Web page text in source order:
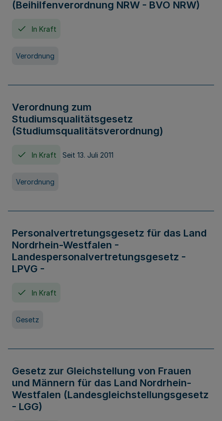
(Beihilfenverordnung NRW - BVO NRW)
In Kraft
Verordnung
Verordnung zum
Studiumsqualitätsgesetz
(Studiumsqualitätsverordnung)
In Kraft Seit 13. Juli 2011
Verordnung
Personalvertretungsgesetz für das Land
Nordrhein-Westfalen -
Landespersonalvertretungsgesetz -
LPVG -
In Kraft
Gesetz
Gesetz zur Gleichstellung von Frauen
und Männern für das Land Nordrhein-
Westfalen (Landesgleichstellungsgesetz
- LGG)